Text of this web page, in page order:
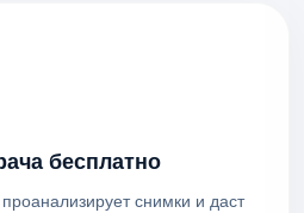
бесплатно
снимки и даст